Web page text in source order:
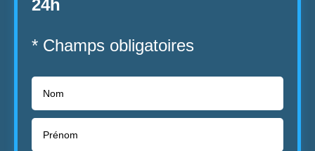
24h
* Champs obligatoires